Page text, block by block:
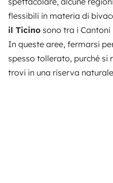
flessibili in materia di
il Ticino sono tra i
In queste aree, fermarsi
spesso tollerato, purché si
trovi in una riserva